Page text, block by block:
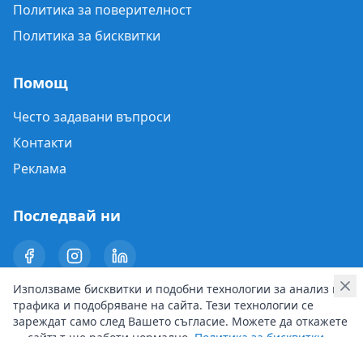
Политика за поверителност
Политика за бисквитки
Помощ
Често задавани въпроси
Контакти
Реклама
Последвай ни
Използваме бисквитки и подобни технологии за анализ на
трафика и подобряване на сайта. Тези технологии се
зареждат само след Вашето съгласие. Можете да откажете